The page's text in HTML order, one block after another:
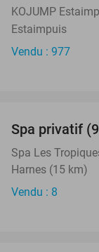
KOJUMP
Estaimpuis
Vendu : 977
Spa privatif
Spa Les
Harnes (15 km)
Vendu : 8